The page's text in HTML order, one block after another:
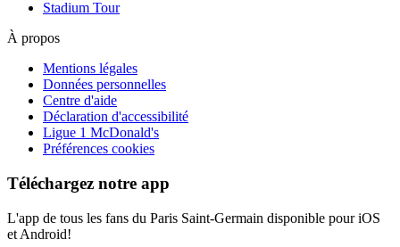
Stadium Tour
À propos
Mentions légales
Données personnelles
Centre d'aide
Déclaration d'accessibilité
Ligue 1 McDonald's
Préférences cookies
Téléchargez notre app
L'app de tous les fans du Paris Saint-Germain disponible pour iOS
et Android!